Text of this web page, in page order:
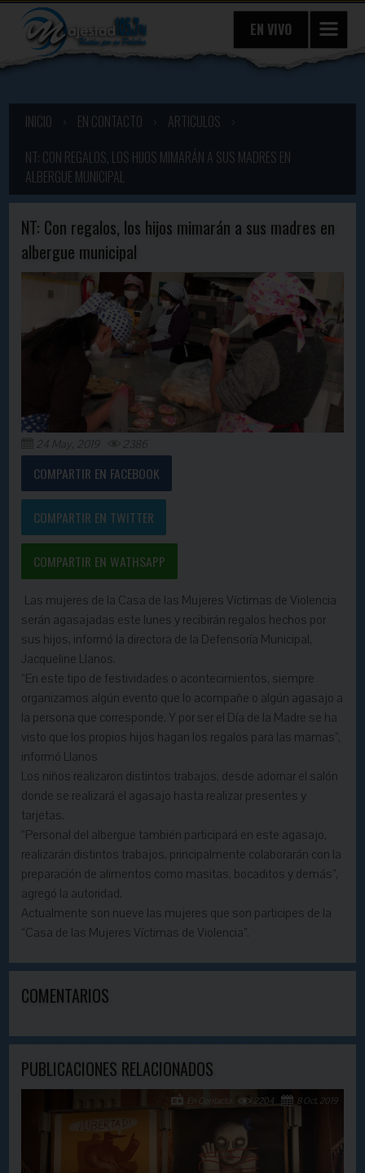
EN VIVO
INICIO EN CONTACTO ARTICULOS
NT: CON REGALOS, LOS HIJOS MIMARÁN A SUS MADRES EN
ALBERGUE MUNICIPAL
NT: Con regalos, los hijos mimarán a sus madres en
albergue municipal
24 May, 2019 2386
COMPARTIR EN FACEBOOK
COMPARTIR EN TWITTER
COMPARTIR EN WATHSAPP
Las mujeres de la Casa de las Mujeres Víctimas de Violencia
serán agasajadas este lunes y recibirán regalos hechos por
sus hijos, informó la directora de la Defensoría Municipal,
Jacqueline Llanos.
“En este tipo de festividades o acontecimientos, siempre
organizamos algún evento que lo acompañe o algún agasajo a
la persona que corresponde. Y por ser el Día de la Madre se ha
visto que los propios hijos hagan los regalos para las mamas”,
informó Llanos
Los niños realizaron distintos trabajos, desde adornar el salón
donde se realizará el agasajo hasta realizar presentes y
tarjetas.
“Personal del albergue también participará en este agasajo,
realizarán distintos trabajos, principalmente colaborarán con la
preparación de alimentos como masitas, bocaditos y demás”,
agregó la autoridad.
Actualmente son nueve las mujeres que son participes de la
“Casa de las Mujeres Víctimas de Violencia”.
COMENTARIOS
PUBLICACIONES RELACIONADOS
8 Oct, 2019
2204
En Contacto